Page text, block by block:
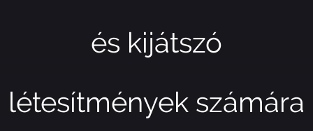
és kijátszó
létesítmények számára